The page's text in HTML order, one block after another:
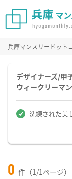
兵庫マンスリードット
デザイナーズ/甲
ウィークリーマ
洗練された美
0 件（1/1ページ）